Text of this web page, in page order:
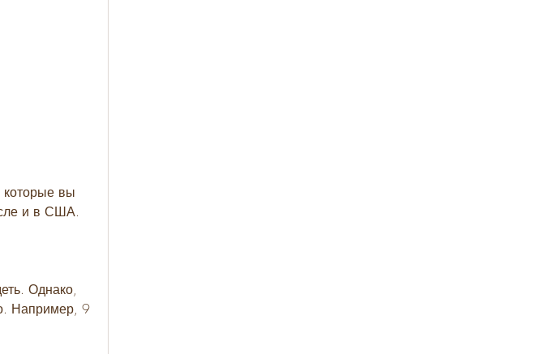
и в США.
Однако,
Например, 9